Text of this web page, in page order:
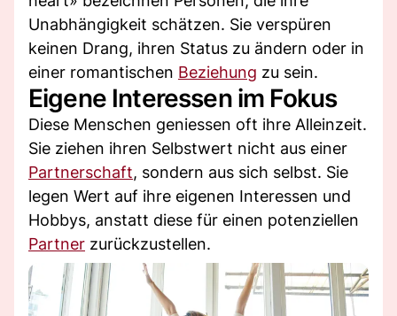
Unabhängigkeit schätzen. Sie verspüren
keinen Drang, ihren Status zu ändern oder in
einer romantischen Beziehung zu sein.
Eigene Interessen im Fokus
Diese Menschen geniessen oft ihre Alleinzeit.
Sie ziehen ihren Selbstwert nicht aus einer
Partnerschaft, sondern aus sich selbst. Sie
legen Wert auf ihre eigenen Interessen und
Hobbys, anstatt diese für einen potenziellen
Partner zurückzustellen.